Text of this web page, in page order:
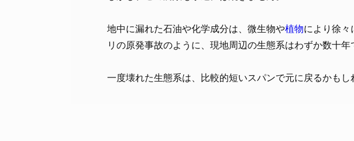
地中に漏れた石油や化学成分は、微生物や植物により徐々
リの原発事故のように、現地周辺の生態系はわずか数十年
一度壊れた生態系は、比較的短いスパンで元に戻るかもし